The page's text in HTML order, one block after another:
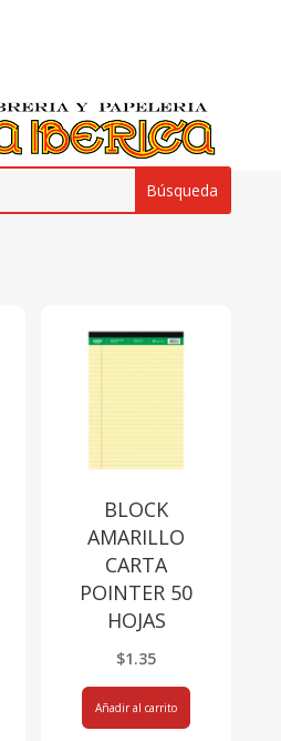
BLOCK
AMARILLO
CARTA
POINTER 50
HOJAS
$1.35
Añadir al carrito